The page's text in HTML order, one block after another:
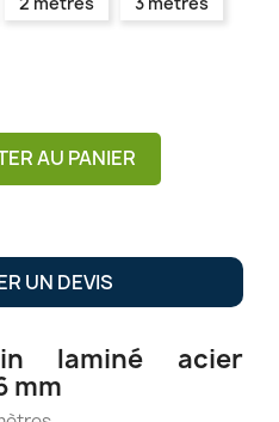
AU PANIER
UN DEVIS
laminé acier
mm